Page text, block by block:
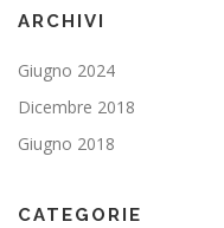
ARCHIVI
Giugno 2024
Dicembre 2018
Giugno 2018
CATEGORIE